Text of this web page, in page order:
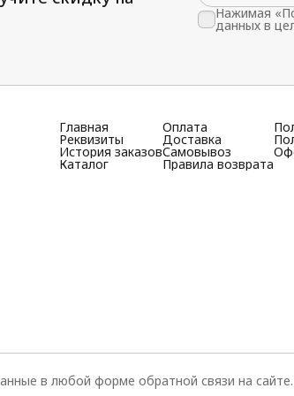
Нажимая
данных в
Главная
Реквизиты
История заказов
Каталог
Оплата
Доставка
Самовывоз
Правила возврата
в любой форме обратной связи на сайте.